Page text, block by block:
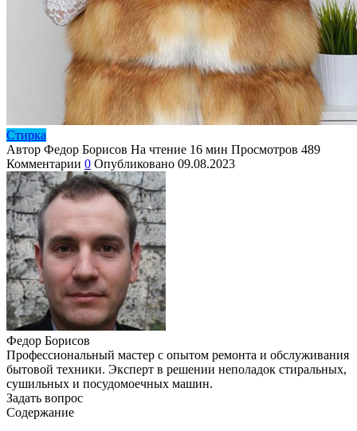
Стирка
Автор Федор Борисов На чтение 16 мин Просмотров 489
Комментарии 0 Опубликовано 09.08.2023
Федор Борисов
Профессиональный мастер с опытом ремонта и обслуживания
бытовой техники. Эксперт в решении неполадок стиральных,
сушильных и посудомоечных машин.
Задать вопрос
Содержание